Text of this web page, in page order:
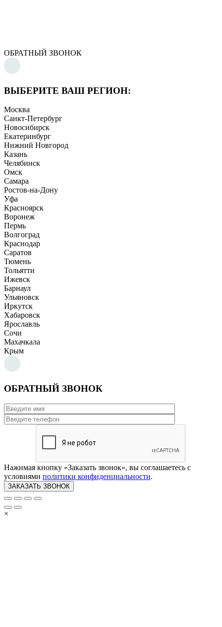
ОБРАТНЫЙ ЗВОНОК
ВЫБЕРИТЕ ВАШ РЕГИОН:
Москва
Санкт-Петербург
Новосибирск
Екатеринбург
Нижний Новгород
Казань
Челябинск
Омск
Самара
Ростов-на-Дону
Уфа
Красноярск
Воронеж
Пермь
Волгоград
Краснодар
Саратов
Тюмень
Тольятти
Ижевск
Барнаул
Ульяновск
Иркутск
Хабаровск
Ярославль
Сочи
Махачкала
Крым
ОБРАТНЫЙ ЗВОНОК
Нажимая кнопку «Заказать звонок», вы соглашаетесь с
условиями политики конфиденциальности.
×